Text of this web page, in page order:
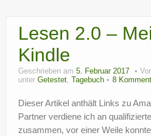
Freizeit
Wohnmobil-Technik
?
Lesen 2.0 –
Kindle
Geschrieben am 5. Februar 2017
unter Getestet, Tagebuch 8
Dieser Artikel anthält Links zu
Partner verdiene ich an
zusammen, vor einer Weile